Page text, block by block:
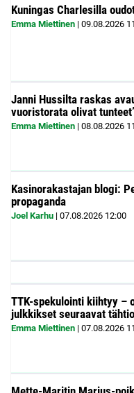
Kuningas Charlesilla
Emma Miettinen | 09.08.2026
Janni Hussilta raskas
vuoristorata olivat
Emma Miettinen | 08.08.2026
Kasinorakastajan blogi:
propaganda
Joel Karhu | 07.08.2026 12:00
TTK-spekulointi kiihtyy –
julkkikset seuraavat
Emma Miettinen | 07.08.2026